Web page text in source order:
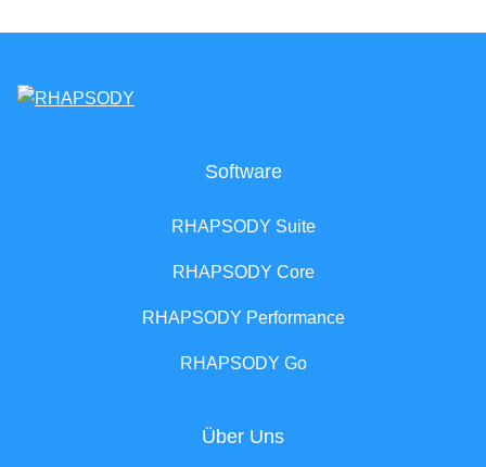
Software
RHAPSODY Suite
RHAPSODY Core
RHAPSODY Performance
RHAPSODY Go
Über Uns